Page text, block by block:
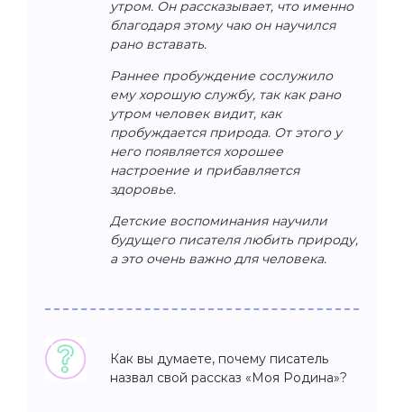
утром. Он рассказывает, что именно
благодаря этому чаю он научился
рано вставать.
Раннее пробуждение сослужило
ему хорошую службу, так как рано
утром человек видит, как
пробуждается природа. От этого у
него появляется хорошее
настроение и прибавляется
здоровье.
Детские воспоминания научили
будущего писателя любить природу,
а это очень важно для человека.
Как вы думаете, почему писатель
назвал свой рассказ «Моя Родина»?